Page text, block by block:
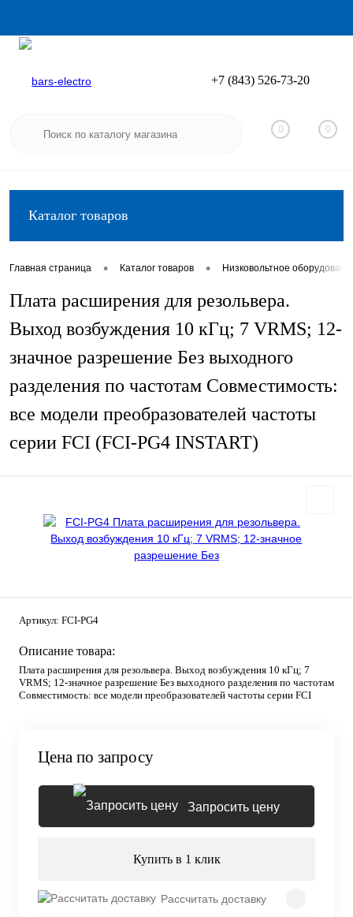
Вход
+7 (843) 526-73-20
0 0
Каталог товаров
Главная страница • Каталог товаров • Низковольтное
Плата расширения для резольвера.
Выход возбуждения 10 кГц; 7 VRMS; 12-
значное разрешение Без выходного
разделения по частотам Совместимость:
все модели преобразователей частоты
серии FCI (FCI-PG4 INSTART)
Артикул: FCI-PG4
Описание товара:
Плата расширения для резольвера. Выход возбуждения 10 кГц; 7
VRMS; 12-значное разрешение Без выходного разделения по частотам
Совместимость: все модели преобразователей частоты серии FCI
Цена по запросу
Запросить цену
Купить в 1 клик
Рассчитать доставку